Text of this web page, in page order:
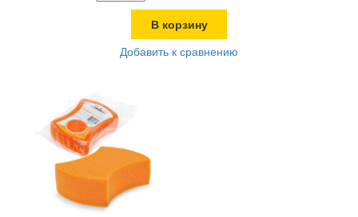
В корзину
Добавить к сравнению